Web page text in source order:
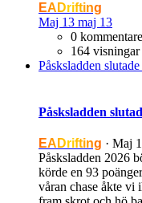
EADrifting
Maj 13 maj 13
0
164 visningar
Påsksladden
Påsksladden
EADrifting · Maj
Påsksladden 2026
körde en 93
våran chase åkte vi